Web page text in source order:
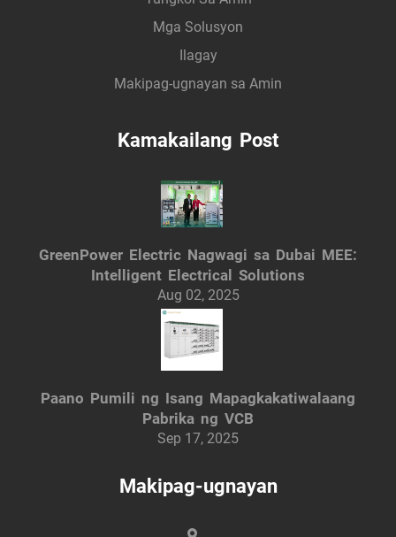
Mga Solusyon
Ilagay
Makipag-ugnayan sa Amin
Kamakailang Post
GreenPower Electric Nagwagi sa Dubai MEE:
Intelligent Electrical Solutions
Aug 02, 2025
Paano Pumili ng Isang Mapagkakatiwalaang
Pabrika ng VCB
Sep 17, 2025
Makipag-ugnayan